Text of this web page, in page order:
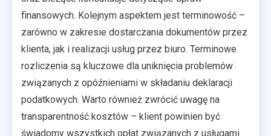
finansowych. Kolejnym aspektem jest terminowość –
zarówno w zakresie dostarczania dokumentów przez
klienta, jak i realizacji usług przez biuro. Terminowe
rozliczenia są kluczowe dla uniknięcia problemów
związanych z opóźnieniami w składaniu deklaracji
podatkowych. Warto również zwrócić uwagę na
transparentność kosztów – klient powinien być
świadomy wszystkich opłat związanych z usługami